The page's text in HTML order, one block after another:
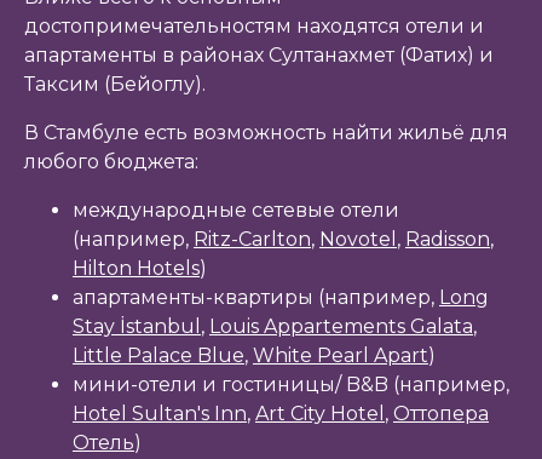
достопримечательностям находятся отели и
апартаменты в районах Султанахмет (Фатих) и
Таксим (Бейоглу).
В Стамбуле есть возможность найти жильё для
любого бюджета:
международные сетевые отели
(например, Ritz-Carlton, Novotel , Radisson,
Hilton Hotels)
апартаменты-квартиры (например, Long
Stay İstanbul , Louis Appartements Galata,
Little Palace Blue, White Pearl Apart)
мини-отели и гостиницы/ B&B (например,
Hotel Sultan's Inn, Art City Hotel , Оттопера
Отель)